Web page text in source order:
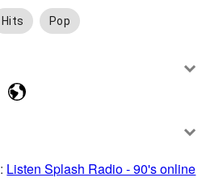
Hits Pop
Listen Splash Radio - 90's online